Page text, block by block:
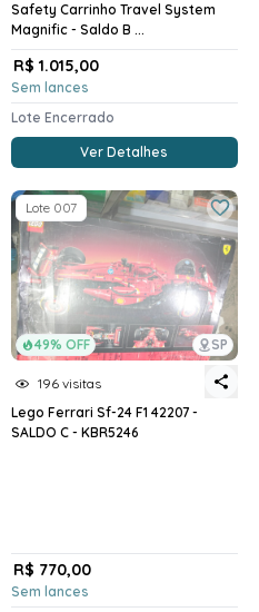
Safety Carrinho Travel System
Magnific - Saldo B ...
R$ 1.015,00
Sem lances
Lote Encerrado
Ver Detalhes
49% OFF SP
Lote 007
196 visitas
Lego Ferrari Sf-24 F1 42207 -
SALDO C - KBR5246
R$ 770,00
Sem lances